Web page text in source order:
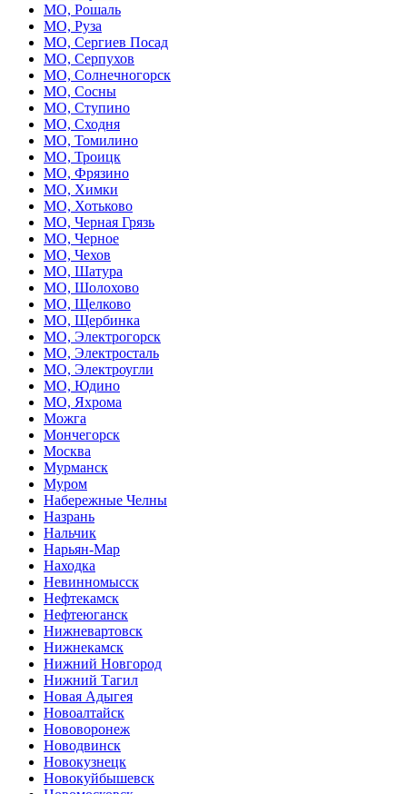
МО, Рошаль
МО, Руза
МО, Сергиев Посад
МО, Серпухов
МО, Солнечногорск
МО, Сосны
МО, Ступино
МО, Сходня
МО, Томилино
МО, Троицк
МО, Фрязино
МО, Химки
МО, Хотьково
МО, Черная Грязь
МО, Черное
МО, Чехов
МО, Шатура
МО, Шолохово
МО, Щелково
МО, Щербинка
МО, Электрогорск
МО, Электросталь
МО, Электроугли
МО, Юдино
МО, Яхрома
Можга
Мончегорск
Москва
Мурманск
Муром
Набережные Челны
Назрань
Нальчик
Нарьян-Мар
Находка
Невинномысск
Нефтекамск
Нефтеюганск
Нижневартовск
Нижнекамск
Нижний Новгород
Нижний Тагил
Новая Адыгея
Новоалтайск
Нововоронеж
Новодвинск
Новокузнецк
Новокуйбышевск